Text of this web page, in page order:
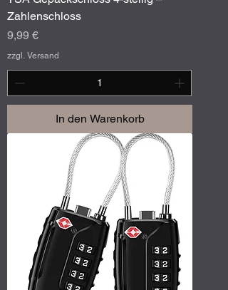
Zahlenschloss
Preis
9,99 €
zzgl. Versand
In den Warenkorb